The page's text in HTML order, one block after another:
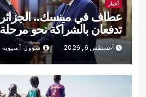
أخبار
عطاف في مينسك.. الجزائر
تدفعان بالشراكة نحو
أغسطس 6, 2026 شؤون آسيوية